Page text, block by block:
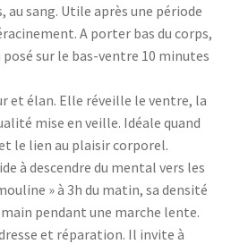
au sang. Utile après une période
A porter bas du corps,
posé sur le bas-ventre 10 minutes
et élan. Elle réveille le ventre, la
mise en veille. Idéale quand
le lien au plaisir corporel.
à descendre du mental vers les
» à 3h du matin, sa densité
pendant une marche lente.
et réparation. Il invite à